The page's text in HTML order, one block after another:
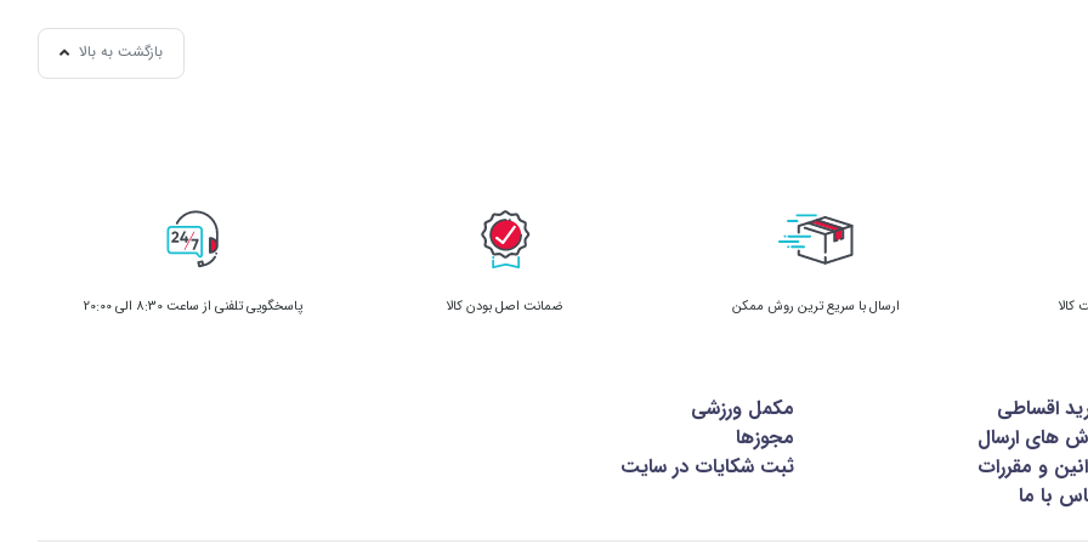
کامل داخل
وعده‌های بزرگ مکمل‌های حجم، اگر لاکتوز داشته باشند تقریباً همیشه با نفخ و سنگینی همراه‌اند. فرمول Lactose Free کاله این مشکل را از ریشه حل کرده و همین دلیل
بازگشت به بالا
ارسال با سریع ترین روش ممکن ضمانت اصل بودن کالا پاسخگویی تلفنی از ساعت 8:30 الی 20:00
اقساطی
مکمل ورزشی
های ارسال
مجوزها
و مقررات
ثبت شکایات در سایت
با ما